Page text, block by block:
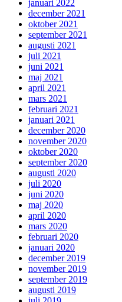
januari 2022
december 2021
oktober 2021
september 2021
augusti 2021
juli 2021
juni 2021
maj 2021
april 2021
mars 2021
februari 2021
januari 2021
december 2020
november 2020
oktober 2020
september 2020
augusti 2020
juli 2020
juni 2020
maj 2020
april 2020
mars 2020
februari 2020
januari 2020
december 2019
november 2019
september 2019
augusti 2019